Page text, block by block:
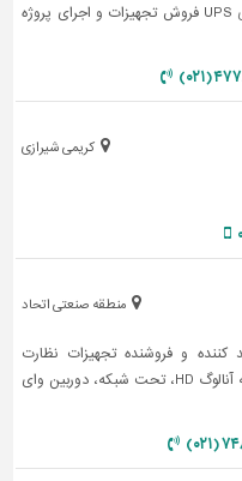
UPS فروش تجهیزات و اجرای پروژه
(۰۲۱)
کریمی شیرازی
منطقه صنعتی اتحاد
و فروشنده تجهیزات نظارت
تصویری برایتون Briton (دوربین های مداربسته آنالوگ HD، تحت شبکه، دوربین وای